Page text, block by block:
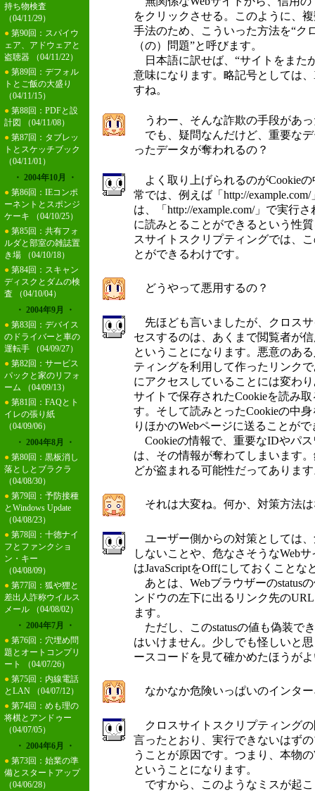
持ち物検査
（04/11/29）
● 第90回：スパイウ
ェア、アドウェアと
盗聴器
（04/11/22）
● 第89回：デフォル
トとご飯の大盛り
（04/11/15）
● 第88回：PDFと設
計図
（04/11/08）
● 第87回：タブレッ
トとスケッチブック
（04/11/01）
・ 2004年10月 ・
● 第86回：IEコンポ
ーネントとスポンジ
ケーキ
（04/10/25）
● 第85回：共有フォ
ルダと部室の雑誌置
き場
（04/10/18）
● 第84回：スキャン
ディスクとダムの検
査
（04/10/04）
・ 2004年9月 ・
● 第83回：デバイス
のドライバーと車の
運転手
（04/09/27）
● 第82回：サービス
パックと家のリフォ
ーム
（04/09/13）
● 第81回：FAQとト
イレの張り紙
（04/09/06）
・ 2004年8月 ・
● 第80回：黒板消し
落としとブラクラ
（04/08/30）
● 第79回：予防接種
とWindows Update
（04/08/23）
● 第78回：十徳ナイ
フとファンクショ
ン・キー
（04/08/09）
● 第77回：狐や狸と
差出人詐称ウイルス
メール
（04/08/02）
・ 2004年7月 ・
● 第76回：穴埋め問
題とオートコンプリ
ート
（04/07/26）
● 第75回：内線電話
とLAN
（04/07/12）
● 第74回：めも理の
将棋とアンドゥー
（04/07/05）
・ 2004年6月 ・
● 第73回：始業の準
備とスタートアップ
（04/06/28）
をクリックさせる。このように、
手法のため、こういった方法を“ク
（の）問題”と呼びます。
日本語に訳せば、“サイトをまた
意味になります。略記号としては
すね。
うわー、そんな詐欺の手段があ
でも、疑問なんだけど、重要な
ったデータが奪われるの？
よく取り上げられるのがCookie
常では、例えば「http://
は、「http://example.com/」で実行
に読みとることができるという性
スサイトスクリプティングでは、
とができるわけです。
どうやって悪用するの？
先ほども言いましたが、クロス
セスするのは、あくまで閲覧者が
ということになります。悪意のあ
ティングを利用して作ったリンク
にアクセスしていることには変わ
サイトで保存されたCookieを読み
す。そして読みとったCookieの中
りほかのWebページに送ることが
Cookieの情報で、重要なIDやパ
は、その情報が奪わてしまいます
どが盗まれる可能性だってありま
それは大変ね。何か、対策方法
ユーザー側からの対策としては
しないことや、危なさそうなWeb
はJavaScriptをOffにしておくことな
あとは、Webブラウザーのstatus
ンドウの左下に出るリンク先の
ます。
ただし、このstatusの値も偽装で
はいけません。少しでも怪しいと
ースコードを見て確かめたほうが
なかなか危険いっぱいのインタ
クロスサイトスクリプティング
言ったとおり、実行できないはず
うことが原因です。つまり、本物
ということになります。
ですから、このようなミスが起